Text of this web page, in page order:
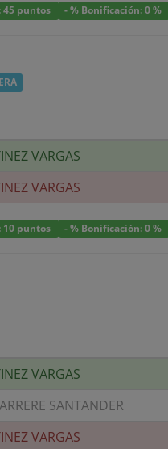
45 puntos - % Bonificación: 0 %
VARGAS
VARGAS
10 puntos - % Bonificación: 0 %
VARGAS
SANTANDER
VARGAS